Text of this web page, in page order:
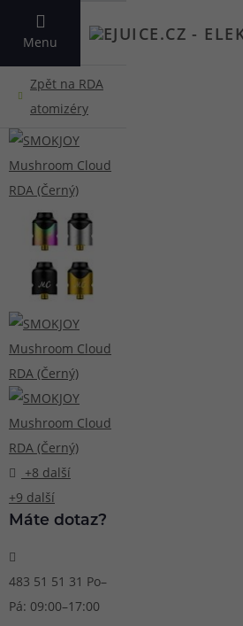
Menu
VYHLEDAT
+8 další
+9 další
Máte dotaz?
483 51 51 31 Po–
Pá: 09:00–17:00